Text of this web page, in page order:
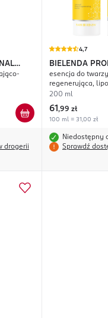
drogerii
4,7
BIELENDA
SupremeLab
esencja do
regenerująca,
kompleksem z
200 ml
61 ,99 zł
100 ml = 31,00 zł
Niedostępny
Sprawdź